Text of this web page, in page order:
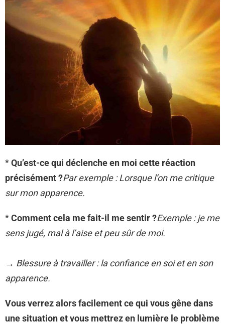
*Qu’est-ce qui déclenche en moi cette réaction
précisément ?Par exemple : Lorsque l’on me critique
sur mon apparence.
*Comment cela me fait-il me sentir ?Exemple : je me
sens jugé, mal à l’aise et peu sûr de moi.
→ Blessure à travailler : la confiance en soi et en son
apparence.
Vous verrez alors facilement ce qui vous gêne dans
une situation et vous mettrez en lumière le problème